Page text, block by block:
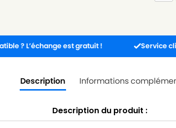
est gratuit ! Service client
Description Informations
Description du produit :